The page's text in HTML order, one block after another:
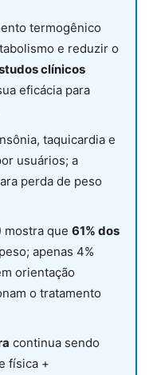
termogênico
e reduzir o
clínicos
eficácia para
taquicardia e
usuários; a
perda de peso
mostra que 61% dos
apenas 4%
orientação
o tratamento
continua sendo
física +